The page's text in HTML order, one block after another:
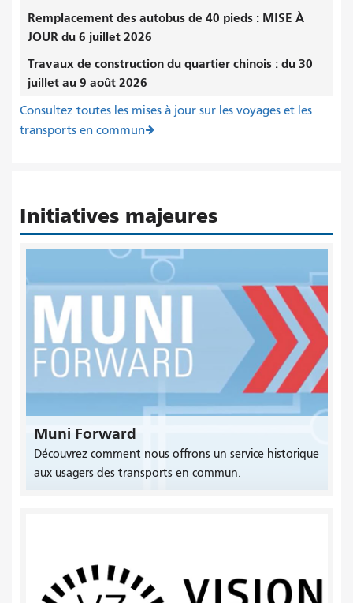
Remplacement des autobus de 40 pieds : MISE À
JOUR du 6 juillet 2026
Travaux de construction du quartier chinois : du 30
juillet au 9 août 2026
Consultez toutes les mises à jour sur les voyages et les
transports en commun
Initiatives majeures
Muni Forward
Découvrez comment nous offrons un service historique
aux usagers des transports en commun.